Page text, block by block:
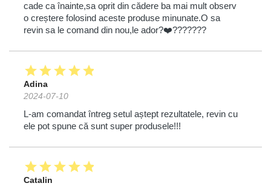
cade ca înainte,sa oprit din cădere ba mai mult observ
o creștere folosind aceste produse minunate.O sa
revin sa le comand din nou,le ador?❤️???????
starstarstarstarstar
Adina
2024-07-10
L-am comandat întreg setul aștept rezultatele, revin cu
ele pot spune că sunt super produsele!!!
starstarstarstarstar
Catalin